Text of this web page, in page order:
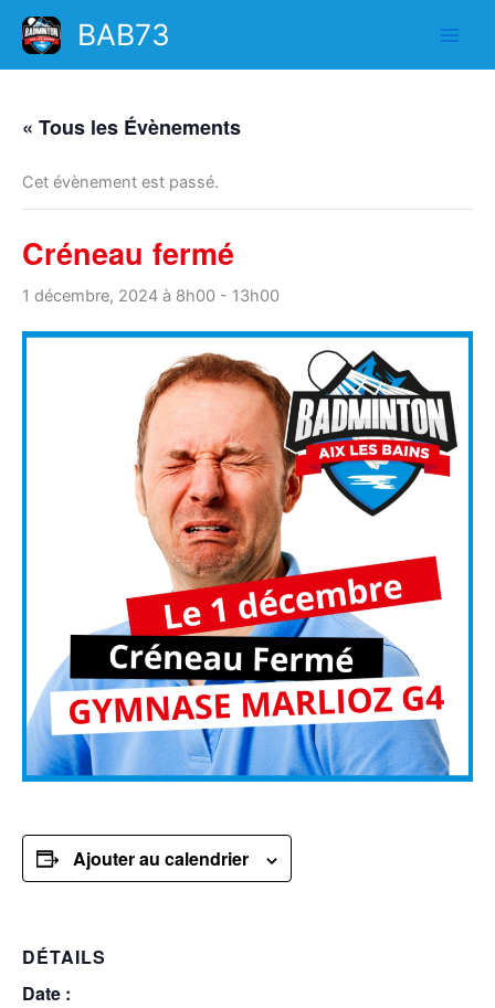
Aller
contenu
BAB73
« Tous les Évènements
Cet évènement est passé.
Créneau fermé
1 décembre, 2024 à 8h00 - 13h00
Ajouter au calendrier
DÉTAILS
Date :